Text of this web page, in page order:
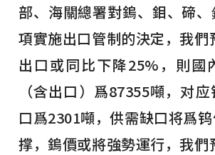
部、海關總署對鎢、鉬、碲
項實施出口管制的決定，我們
出口或同比下降25%，則國
（含出口）爲87355噸，对
口爲2301噸，供需缺口将爲
撑，鎢價或將強勢運行，我們